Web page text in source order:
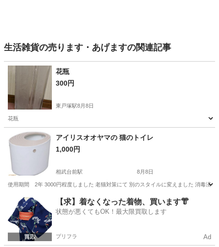
生活雑貨の売ります・あげますの関連記事
花瓶
300円
東戸塚駅8月8日
花瓶
神奈川 横浜市 東戸塚駅
アイリスオオヤマの 猫のトイレ
1,000円
相武台前駅 8月8日
使用期間 2年 3000円程度しました 老猫対策にて 別のスタイルに変えました 消毒済み
神奈川 相武台前駅 その他
【求】着なくなった着物、買います👘
状態が悪くてもOK！最大限買取します
プリフラ Ad